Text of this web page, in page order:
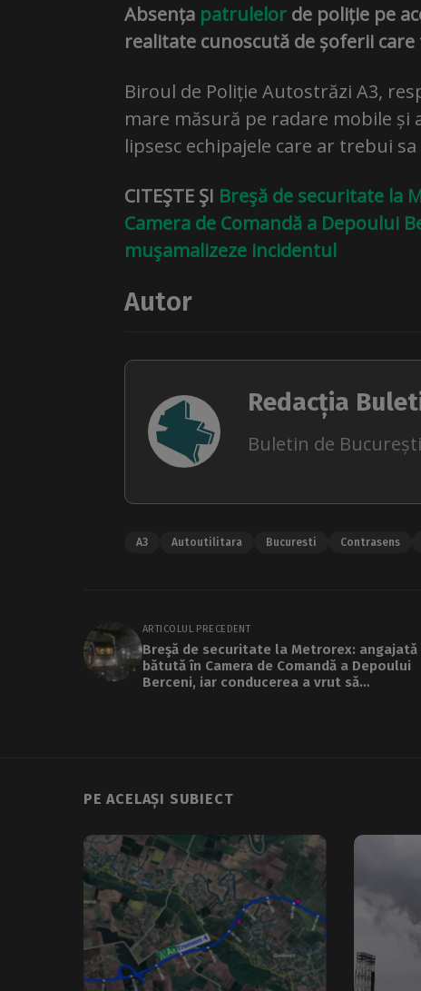
Absența patrulelor de poliție pe
realitate cunoscută de șoferii
Biroul de Poliție Autostrăzi A3,
mare măsură pe radare mobile
lipsesc echipajele care ar trebui
CITEŞTE ŞI Breşă de securitate la
Camera de Comandă a Depoului
muşamalizeze incidentul
Autor
Redacția
Buletin de
A3 Autoutilitara Bucuresti Contrasens
ARTICOLUL PRECEDENT
Breşă de securitate la Metrorex: angajată
bătută în Camera de Comandă a Depoului
Berceni, iar conducerea a vrut să
PE ACELAȘI SUBIECT